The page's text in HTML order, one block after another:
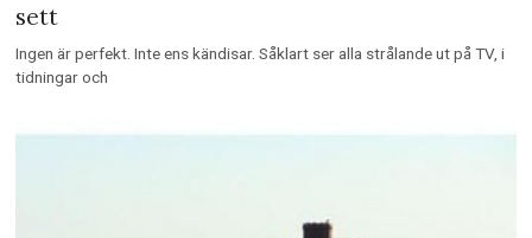
sett
Ingen är perfekt. Inte ens kändisar. Såklart ser alla strålande ut på TV, i
tidningar och